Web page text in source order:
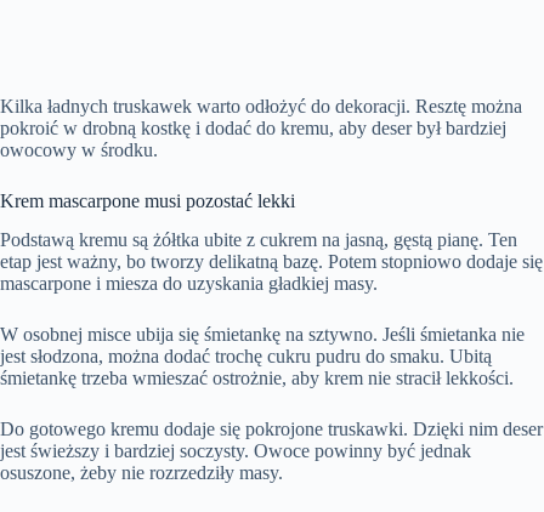
Kilka ładnych truskawek warto odłożyć do dekoracji. Resztę można
pokroić w drobną kostkę i dodać do kremu, aby deser był bardziej
owocowy w środku.
Krem mascarpone musi pozostać lekki
Podstawą kremu są żółtka ubite z cukrem na jasną, gęstą pianę. Ten
etap jest ważny, bo tworzy delikatną bazę. Potem stopniowo dodaje się
mascarpone i miesza do uzyskania gładkiej masy.
W osobnej misce ubija się śmietankę na sztywno. Jeśli śmietanka nie
jest słodzona, można dodać trochę cukru pudru do smaku. Ubitą
śmietankę trzeba wmieszać ostrożnie, aby krem nie stracił lekkości.
Do gotowego kremu dodaje się pokrojone truskawki. Dzięki nim deser
jest świeższy i bardziej soczysty. Owoce powinny być jednak
osuszone, żeby nie rozrzedziły masy.